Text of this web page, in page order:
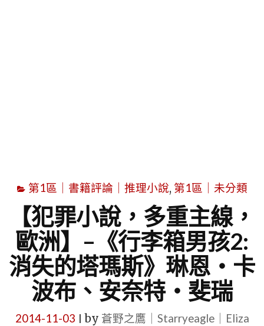
第1區｜書籍評論｜推理小說, 第1區｜未分類
【犯罪小說，多重主線，
歐洲】–《行李箱男孩2:
消失的塔瑪斯》琳恩‧卡
波布、安奈特‧斐瑞
2014-11-03 by 蒼野之鷹｜Starryeagle｜Eliza